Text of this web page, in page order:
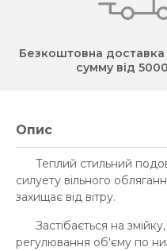
Безкоштовна доставка
сумму від
Опис
Теплий стильний
силуету вільного
захищає від вітру.
Застібається на
регулювання об'єму по